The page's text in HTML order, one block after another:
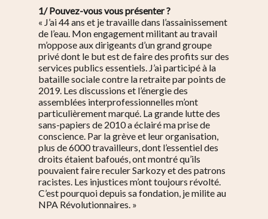
1/ Pouvez-vous vous présenter ?
« J’ai 44 ans et je travaille dans l’assainissement
de l’eau. Mon engagement militant au travail
m’oppose aux dirigeants d’un grand groupe
privé dont le but est de faire des profits sur des
services publics essentiels. J’ai participé à la
bataille sociale contre la retraite par points de
2019. Les discussions et l’énergie des
assemblées interprofessionnelles m’ont
particulièrement marqué. La grande lutte des
sans-papiers de 2010 a éclairé ma prise de
conscience. Par la grève et leur organisation,
plus de 6000 travailleurs, dont l’essentiel des
droits étaient bafoués, ont montré qu’ils
pouvaient faire reculer Sarkozy et des patrons
racistes. Les injustices m’ont toujours révolté.
C’est pourquoi depuis sa fondation, je milite au
NPA Révolutionnaires. »